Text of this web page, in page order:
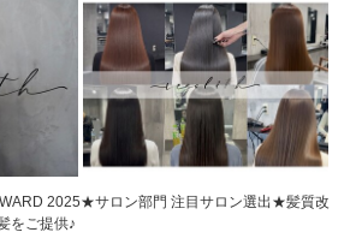
2025★サロン部門 注目サロン選出★髪質改
をご提供♪